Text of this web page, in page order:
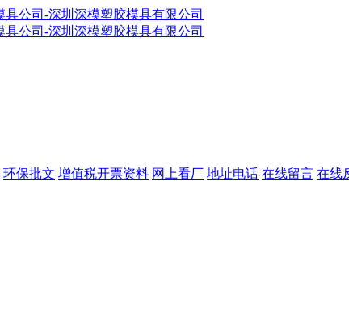
环保批文 增值税开票资料 网上看厂 地址电话 在线留言 在线